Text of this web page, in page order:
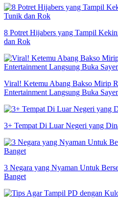
8 Potret Hijabers yang Tampil
dan Rok
Viral! Ketemu Abang Bakso Mirip
Entertainment Langsung Buka
3+ Tempat Di Luar Negeri yang
3 Negara yang Nyaman Untuk
Banget